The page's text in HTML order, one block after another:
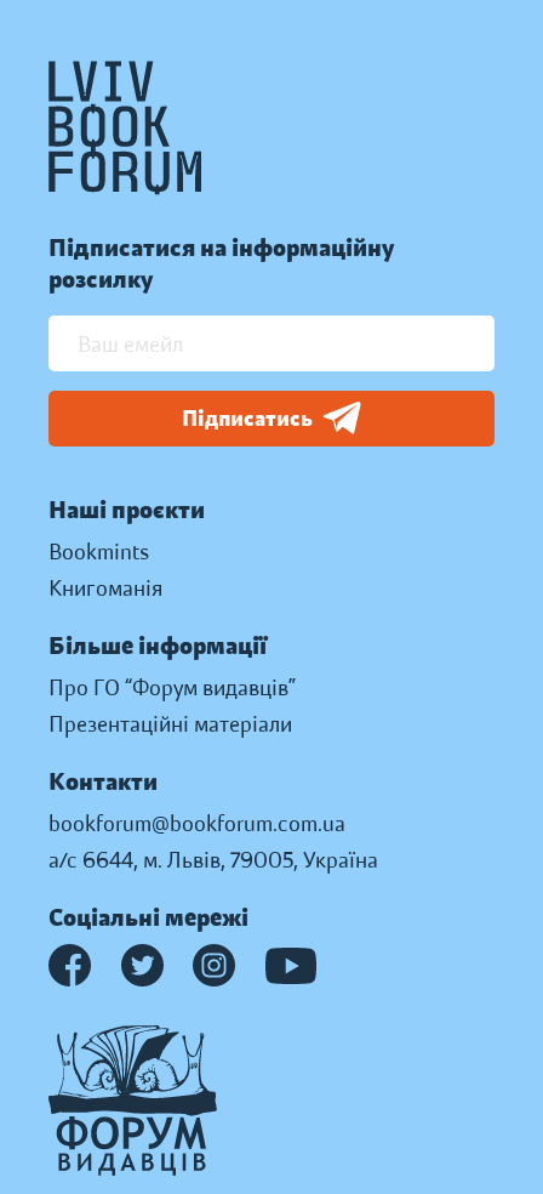
Підписатися на інформаційну
розсилку
Підписатись
Наші проєкти
Bookmints
Книгоманія
Більше інформації
Про ГО “Форум видавців”
Презентаційні матеріали
Контакти
bookforum@bookforum.com.ua
а/с 6644, м. Львів, 79005, Україна
Соціальні мережі